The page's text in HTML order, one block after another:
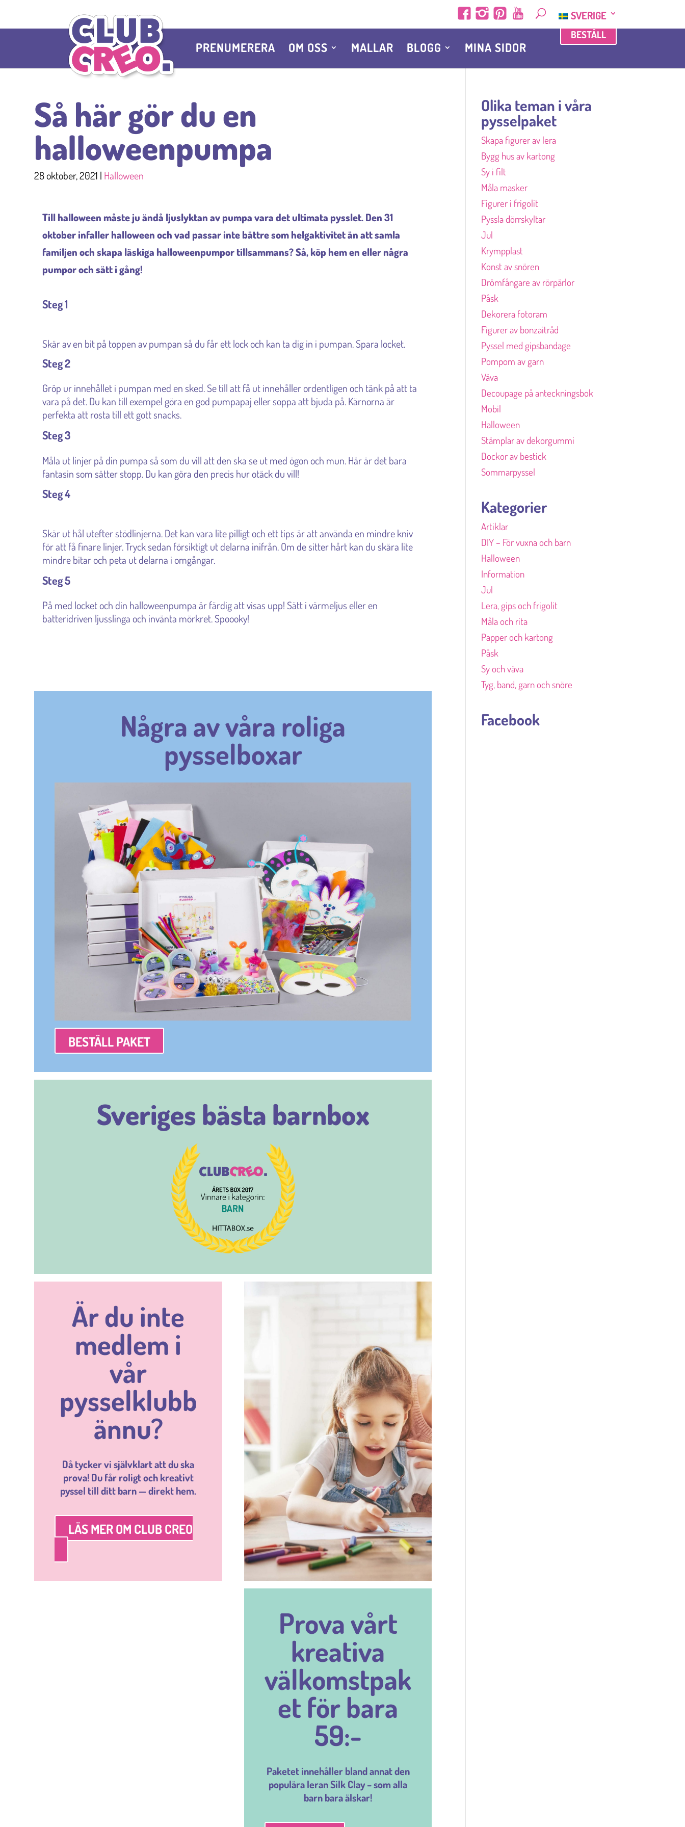
SVERIGE
PRENUMERERA OM OSS MALLAR BLOGG MINA SIDOR
BESTÄLL
Så här gör du en
halloweenpumpa
28 oktober, 2021 | Halloween
Till halloween måste ju ändå ljuslyktan av pumpa vara det ultimata pysslet. Den 31
oktober infaller halloween och vad passar inte bättre som helgaktivitet än att samla
familjen och skapa läskiga halloweenpumpor tillsammans? Så, köp hem en eller några
pumpor och sätt i gång!
Steg 1
Skär av en bit på toppen av pumpan så du får ett lock och kan ta dig in i pumpan. Spara locket.
Steg 2
Gröp ur innehållet i pumpan med en sked. Se till att få ut innehåller ordentligen och tänk på att ta
vara på det. Du kan till exempel göra en god pumpapaj eller soppa att bjuda på. Kärnorna är
perfekta att rosta till ett gott snacks.
Steg 3
Måla ut linjer på din pumpa så som du vill att den ska se ut med ögon och mun. Här är det bara
fantasin som sätter stopp. Du kan göra den precis hur otäck du vill!
Steg 4
Skär ut hål utefter stödlinjerna. Det kan vara lite pilligt och ett tips är att använda en mindre kniv
för att få finare linjer. Tryck sedan försiktigt ut delarna inifrån. Om de sitter hårt kan du skära lite
mindre bitar och peta ut delarna i omgångar.
Steg 5
På med locket och din halloweenpumpa är färdig att visas upp! Sätt i värmeljus eller en
batteridriven ljusslinga och invänta mörkret. Spoooky!
Några av våra roliga
pysselboxar
BESTÄLL PAKET
Sveriges bästa barnbox
Är du inte
medlem i
vår
pysselklubb
ännu?
Då tycker vi självklart att du ska
prova! Du får roligt och kreativt
pyssel till ditt barn — direkt hem.
LÄS MER OM CLUB CREO
Prova vårt
kreativa
välkomstpak
et för bara
59:-
Paketet innehåller bland annat den
populära leran Silk Clay – som alla
barn bara älskar!
Olika teman i våra
pysselpaket
Skapa figurer av lera
Bygg hus av kartong
Sy i filt
Måla masker
Figurer i frigolit
Pyssla dörrskyltar
Jul
Krympplast
Konst av snören
Drömfångare av rörpärlor
Påsk
Dekorera fotoram
Figurer av bonzaitråd
Pyssel med gipsbandage
Pompom av garn
Väva
Decoupage på anteckningsbok
Mobil
Halloween
Stämplar av dekorgummi
Dockor av bestick
Sommarpyssel
Kategorier
Artiklar
DIY – För vuxna och barn
Halloween
Information
Jul
Lera, gips och frigolit
Måla och rita
Papper och kartong
Påsk
Sy och väva
Tyg, band, garn och snöre
Facebook